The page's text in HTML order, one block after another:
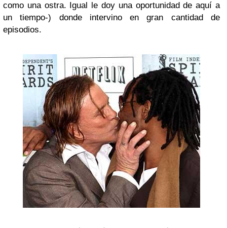
como una ostra. Igual le doy una oportunidad de aquí a
un tiempo-) donde intervino en gran cantidad de
episodios.